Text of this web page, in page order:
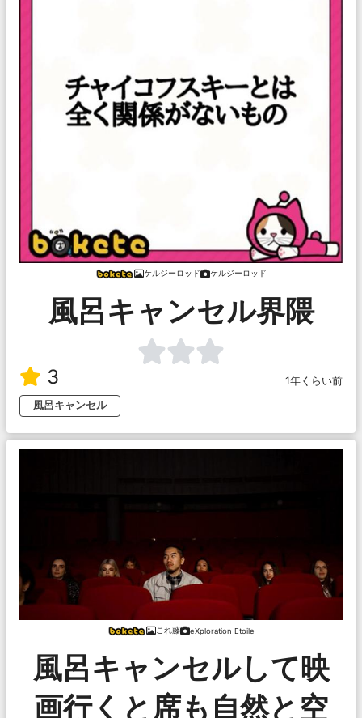
ケルジーロッド ケルジーロッド
風呂キャンセル界隈
3
1年くらい前
風呂キャンセル
これ藤 eXploration Etoile
風呂キャンセルして映
画行くと席も自然と空